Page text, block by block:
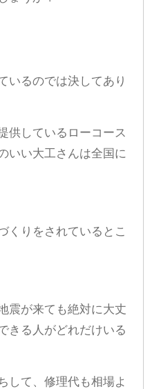
いるのでは決してあり
供しているローコース
いい大工さんは全国に
くりをされているとこ
震が来ても絶対に大丈
きる人がどれだけいる
して、修理代も相場よ